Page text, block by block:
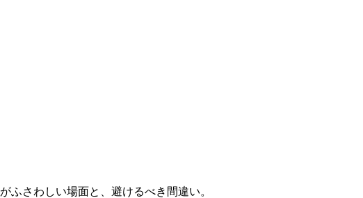
ふさわしい場面と、避けるべき間違い。